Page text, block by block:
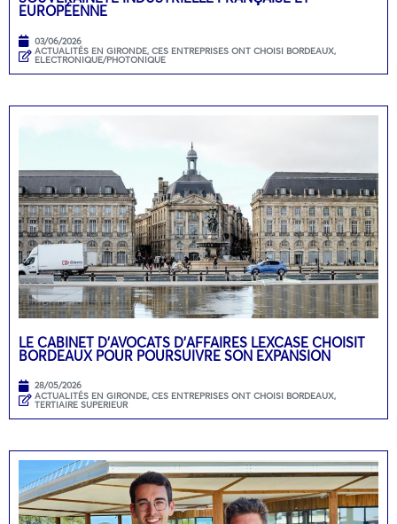
EUROPÉENNE
03/06/2026
ACTUALITÉS EN GIRONDE, CES ENTREPRISES ONT CHOISI BORDEAUX,
ELECTRONIQUE/PHOTONIQUE
LE CABINET D’AVOCATS D’AFFAIRES LEXCASE CHOISIT
BORDEAUX POUR POURSUIVRE SON EXPANSION
28/05/2026
ACTUALITÉS EN GIRONDE, CES ENTREPRISES ONT CHOISI BORDEAUX,
TERTIAIRE SUPERIEUR